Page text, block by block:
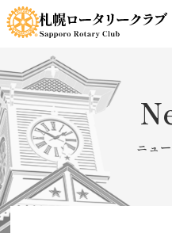
ン
テ
へ
ス
キ
ッ
プ
ビ
ゲ
ョ
ン
に
移
動
ニュ